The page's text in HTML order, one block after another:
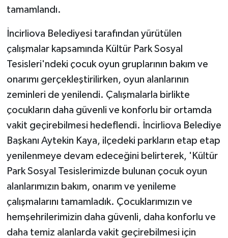
tamamlandı.
İncirliova Belediyesi tarafından yürütülen
çalışmalar kapsamında Kültür Park Sosyal
Tesisleri'ndeki çocuk oyun gruplarının bakım ve
onarımı gerçekleştirilirken, oyun alanlarının
zeminleri de yenilendi. Çalışmalarla birlikte
çocukların daha güvenli ve konforlu bir ortamda
vakit geçirebilmesi hedeflendi. İncirliova Belediye
Başkanı Aytekin Kaya, ilçedeki parkların etap etap
yenilenmeye devam edeceğini belirterek, 'Kültür
Park Sosyal Tesislerimizde bulunan çocuk oyun
alanlarımızın bakım, onarım ve yenileme
çalışmalarını tamamladık. Çocuklarımızın ve
hemşehrilerimizin daha güvenli, daha konforlu ve
daha temiz alanlarda vakit geçirebilmesi için